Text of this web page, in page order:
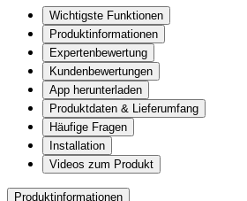
Wichtigste Funktionen
Produktinformationen
Expertenbewertung
Kundenbewertungen
App herunterladen
Produktdaten & Lieferumfang
Häufige Fragen
Installation
Videos zum Produkt
Produktinformationen